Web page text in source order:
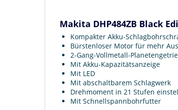
Makita DHP484ZB Black
Kompakter Akku-
Bürstenloser Motor für mehr
2-Gang-Vollmetall-
Mit Akku-Kapazitätsanzeige
Mit LED
Mit abschaltbarem Schlagwerk
Drehmoment in 21 Stufen
Mit Schnellspannbohrfutter